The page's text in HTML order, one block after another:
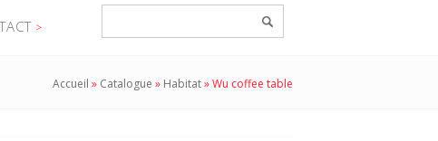
Accueil » Catalogue » Habitat»Wu coffee table